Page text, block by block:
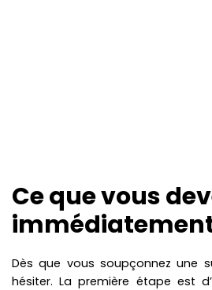
Ce que vous
Dès que vous soupçonnez une
hésiter. La première étape est d’